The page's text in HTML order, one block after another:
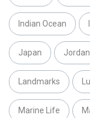
Indian Ocean
Japan Jordan
Landmarks
Marine Life